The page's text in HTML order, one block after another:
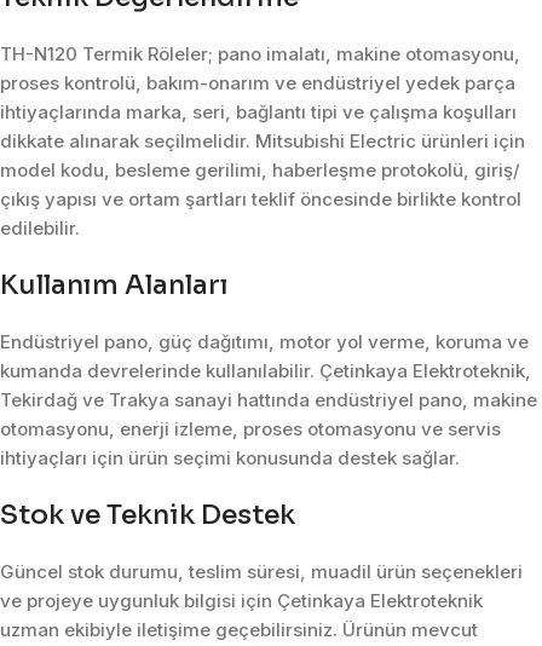
TH-N120 Termik Röleler; pano imalatı, makine otomasyonu,
proses kontrolü, bakım-onarım ve endüstriyel yedek parça
ihtiyaçlarında marka, seri, bağlantı tipi ve çalışma koşulları
dikkate alınarak seçilmelidir. Mitsubishi Electric ürünleri için
model kodu, besleme gerilimi, haberleşme protokolü, giriş/
çıkış yapısı ve ortam şartları teklif öncesinde birlikte kontrol
edilebilir.
Kullanım Alanları
Endüstriyel pano, güç dağıtımı, motor yol verme, koruma ve
kumanda devrelerinde kullanılabilir. Çetinkaya Elektroteknik,
Tekirdağ ve Trakya sanayi hattında endüstriyel pano, makine
otomasyonu, enerji izleme, proses otomasyonu ve servis
ihtiyaçları için ürün seçimi konusunda destek sağlar.
Stok ve Teknik Destek
Güncel stok durumu, teslim süresi, muadil ürün seçenekleri
ve projeye uygunluk bilgisi için Çetinkaya Elektroteknik
uzman ekibiyle iletişime geçebilirsiniz. Ürünün mevcut